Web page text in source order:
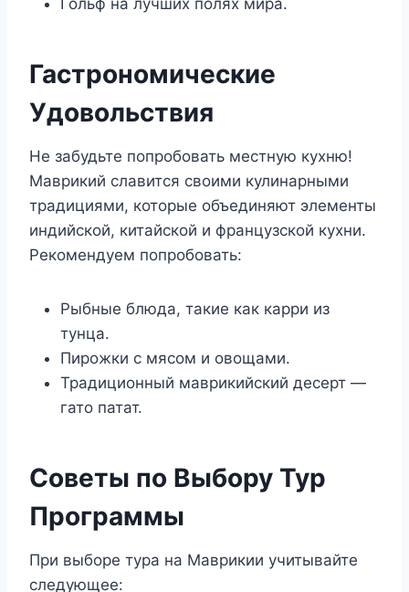
Гольф на лучших полях мира.
Гастрономические
Удовольствия
Не забудьте попробовать местную кухню!
Маврикий славится своими кулинарными
традициями, которые объединяют элементы
индийской, китайской и французской кухни.
Рекомендуем попробовать:
Рыбные блюда, такие как карри из
тунца.
Пирожки с мясом и овощами.
Традиционный маврикийский десерт —
гато патат.
Советы по Выбору Тур
Программы
При выборе тура на Маврикии учитывайте
следующее: